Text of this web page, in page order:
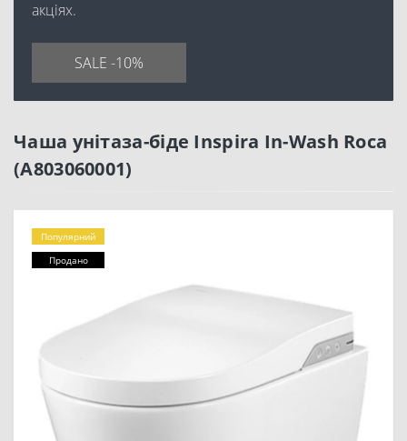
акціях.
SALE -10%
Чаша унітаза-біде Inspira In-Wash Roca
(A803060001)
Популярний
Продано